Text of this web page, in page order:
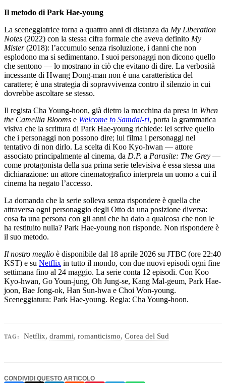
Il metodo di Park Hae-young
La sceneggiatrice torna a quattro anni di distanza da My Liberation
Notes (2022) con la stessa cifra formale che aveva definito My
Mister(2018): l’accumulo senza risoluzione, i danni che non
esplodono ma si sedimentano. I suoi personaggi non dicono quello
che sentono — lo mostrano in ciò che evitano di dire. La verbosità
incessante di Hwang Dong-man non è una caratteristica del
carattere; è una strategia di sopravvivenza contro il silenzio in cui
dovrebbe ascoltare se stesso.
Il regista Cha Young-hoon, già dietro la macchina da presa in When
the Camellia Blooms e Welcome to Samdal-ri, porta la grammatica
visiva che la scrittura di Park Hae-young richiede: lei scrive quello
che i personaggi non possono dire; lui filma i personaggi nel
tentativo di non dirlo. La scelta di Koo Kyo-hwan — attore
associato principalmente al cinema, da D.P. a Parasite: The Grey —
come protagonista della sua prima serie televisiva è essa stessa una
dichiarazione: un attore cinematografico interpreta un uomo a cui il
cinema ha negato l’accesso.
La domanda che la serie solleva senza rispondere è quella che
attraversa ogni personaggio degli Otto da una posizione diversa:
cosa fa una persona con gli anni che ha dato a qualcosa che non le
ha restituito nulla? Park Hae-young non risponde. Non rispondere è
il suo metodo.
Il nostro meglio è disponibile dal 18 aprile 2026 su JTBC (ore 22:40
KST) e su Netflix in tutto il mondo, con due nuovi episodi ogni fine
settimana fino al 24 maggio. La serie conta 12 episodi. Con Koo
Kyo-hwan, Go Youn-jung, Oh Jung-se, Kang Mal-geum, Park Hae-
joon, Bae Jong-ok, Han Sun-hwa e Choi Won-young.
Sceneggiatura: Park Hae-young. Regia: Cha Young-hoon.
TAG: Netflix,drammi,romanticismo,Corea del Sud
CONDIVIDI QUESTO ARTICOLO